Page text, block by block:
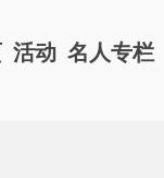
活动 名人专栏